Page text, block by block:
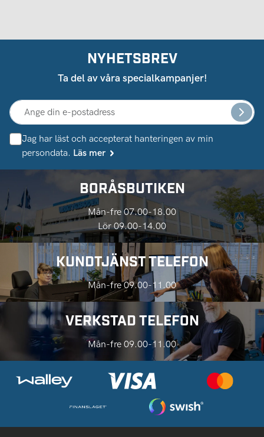
NYHETSBREV
Ta del av våra specialkampanjer!
Jag har läst och accepterat hanteringen av min
persondata. Läs mer
BORÅSBUTIKEN
Mån-fre 07.00-18.00
Lör 09.00-14.00
KUNDTJÄNST TELEFON
Mån-fre 09.00-11.00
VERKSTAD TELEFON
Mån-fre 09.00-11.00